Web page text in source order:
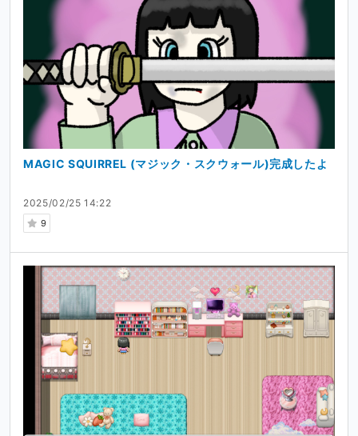
2025/02/25 14:22
9
MAGIC SQUIRREL (マジック・スクウォール)完成したよ